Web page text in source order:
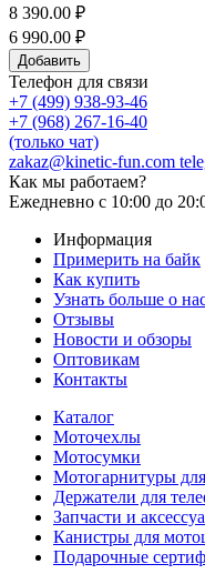
8 390.00 ₽
6 990.00 ₽
Добавить
Телефон для связи
+7 (499) 938-93-46
+7 (968) 267-16-40
(только чат)
zakaz@kinetic-fun.com
Как мы работаем?
Ежедневно с 10:00 до
Информация
Примерить на байк
Как купить
Узнать больше о
Отзывы
Новости и обзоры
Оптовикам
Контакты
Каталог
Моточехлы
Мотосумки
Мотогарнитуры
Держатели для
Запчасти и
Канистры для
Подарочные